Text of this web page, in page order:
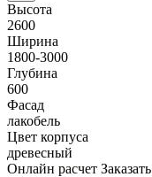
Высота
2600
Ширина
1800-3000
Глубина
600
Фасад
лакобель
Цвет корпуса
древесный
Онлайн расчет Заказать